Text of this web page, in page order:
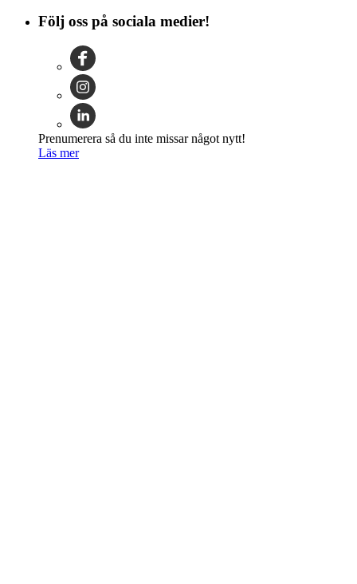
Följ oss på sociala medier!
Prenumerera så du inte missar något nytt!
Läs mer